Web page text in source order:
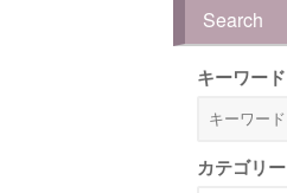
Search
キーワード
カテゴリー